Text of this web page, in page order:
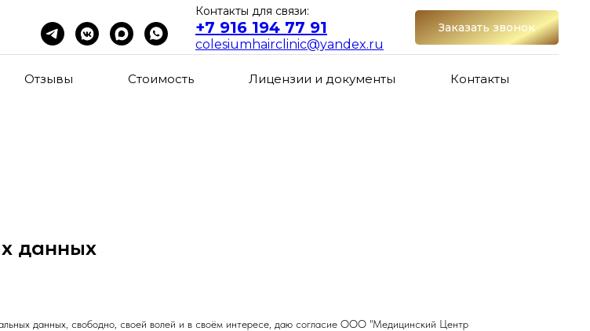
Контакты для связи:
+7 916 194 77 91
colesiumhairclinic@yandex.ru
Заказать звонок
Отзывы Стоимость Лицензии и документы Контакты
данных
данных, свободно, своей волей и в своём интересе, даю согласие ООО "Медицинский Центр